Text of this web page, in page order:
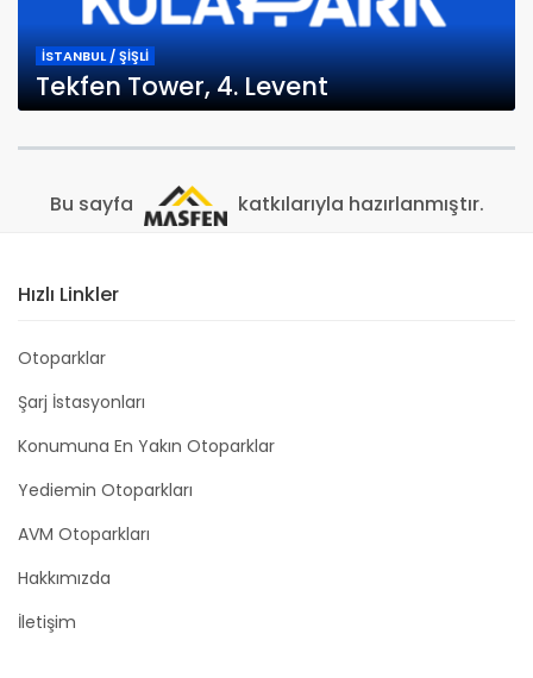
İSTANBUL / ŞİŞLİ
Tekfen Tower, 4. Levent
Bu sayfa katkılarıyla hazırlanmıştır.
Hızlı Linkler
Otoparklar
Şarj İstasyonları
Konumuna En Yakın Otoparklar
Yediemin Otoparkları
AVM Otoparkları
Hakkımızda
İletişim